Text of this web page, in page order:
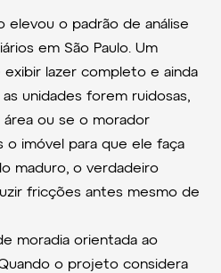
elevou o padrão de análise
em São Paulo. Um
lazer completo e ainda
unidades forem ruidosas,
ou se o morador
o imóvel para que ele faça
maduro, o verdadeiro
fricções antes mesmo de
moradia orientada ao
o projeto considera